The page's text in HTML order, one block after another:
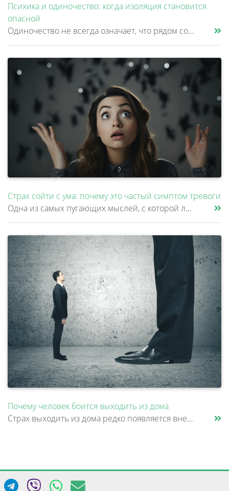
Психика и одиночество: когда изоляция становится
опасной
Одиночество не всегда означает, что рядом совсем нет людей. Многие продолжают работать, переписываться, разговаривать с......
Страх сойти с ума: почему это частый симптом тревоги
Одна из самых пугающих мыслей, с которой люди приходят к психиатру – это страх сойти с ума. Причем многие стесняются рас......
Почему человек боится выходить из дома
Страх выходить из дома редко появляется внезапно. Обычно все начинается с конкретной ситуации: человеку стало плохо в ме......